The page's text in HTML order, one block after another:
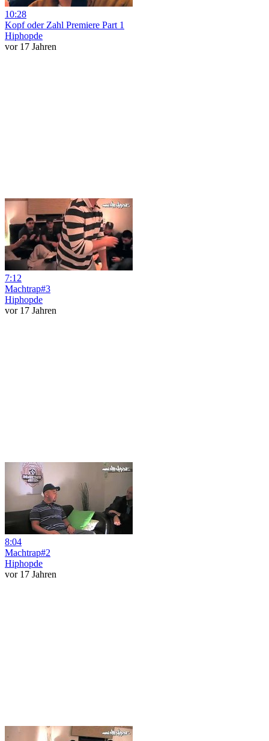
10:28
Kopf oder Zahl Premiere Part 1
Hiphopde
vor 17 Jahren
7:12
Machtrap#3
Hiphopde
vor 17 Jahren
8:04
Machtrap#2
Hiphopde
vor 17 Jahren